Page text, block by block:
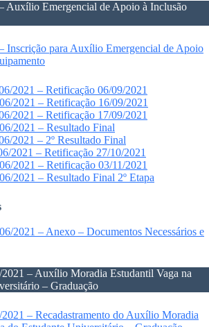
Auxílio Emergencial de Apoio à Inclusão
Inscrição para Auxílio Emergencial de Apoio
2021 – Retificação 06/09/2021
2021 – Retificação 16/09/2021
2021 – Retificação 17/09/2021
2021 – Resultado Final
2021 – 2º Resultado Final
2021 – Retificação 27/10/2021
2021 – Retificação 03/11/2021
2021 – Resultado Final 2º Etapa
2021 – Anexo – Documentos Necessários e
– Auxílio Moradia Estudantil Vaga na
– Graduação
– Recadastramento do Auxílio Moradia